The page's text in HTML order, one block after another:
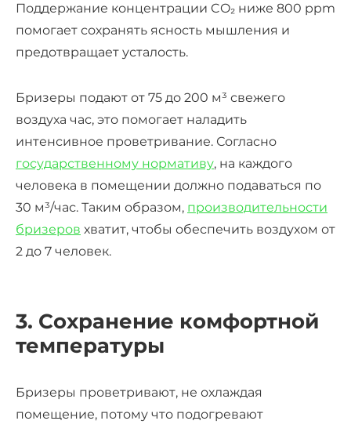
Поддержание концентрации CO₂ ниже 800 ppm
помогает сохранять ясность мышления и
предотвращает усталость.
Бризеры подают от 75 до 200 м³ свежего
воздуха час, это помогает наладить
интенсивное проветривание. Согласно
государственному нормативу, на каждого
человека в помещении должно подаваться по
30 м³/час. Таким образом, производительности
бризеров хватит, чтобы обеспечить воздухом от
2 до 7 человек.
3. Сохранение комфортной
температуры
Бризеры проветривают, не охлаждая
помещение, потому что подогревают